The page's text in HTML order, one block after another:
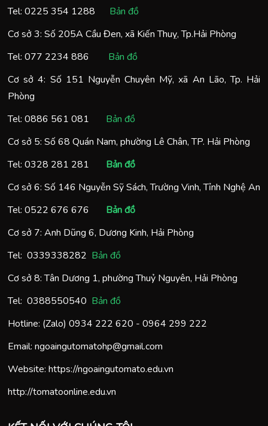
Tel: 0225 354 1288
Bản đồ
Cơ sở 3: Số 205A Cầu Đen, xã Kiến Thuỵ, Tp.Hải Phòng
Tel: 077 2234 886
Bản đồ
Cơ sở 4: Số 151 Nguyễn Chuyên Mỹ, xã An Lão, Tp. Hải
Phòng
Tel: 0886 561 081
Bản đồ
Cơ sở 5: Số 68 Quán Nam, phường Lê Chân, TP. Hải Phòng
Tel: 0328 281 281
Bản đồ
Cơ sở 6: Số 146 Nguyễn Sỹ Sách, Trường Vinh, Tỉnh Nghệ An
Tel: 0522 676 676
Bản đồ
Cơ sở 7: Anh Dũng 6, Dương Kinh, Hải Phòng
Tel: 0339338282 Bản đồ
Cơ sở 8: Tân Dương 1, phường Thuỷ Nguyên, Hải Phòng
Tel: 0388550540 Bản đồ
Hotline: (Zalo) 0934 222 620 - 0964 299 222
Email: ngoaingutomatohp@gmail.com
Website: https://ngoaingutomato.edu.vn
http://tomatoonline.edu.vn